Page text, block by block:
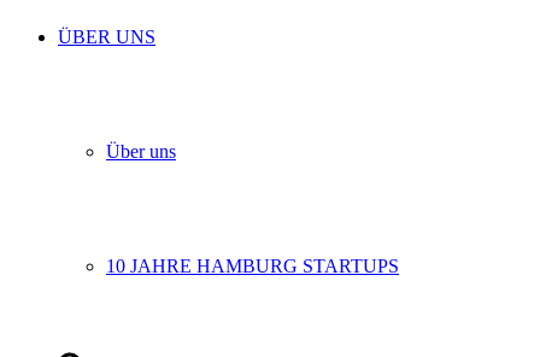
ÜBER UNS
Über uns
10 JAHRE HAMBURG STARTUPS